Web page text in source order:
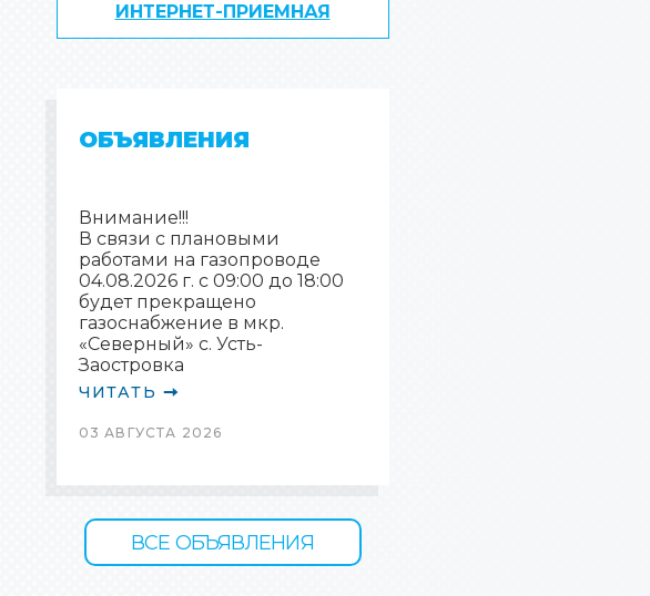
ИНТЕРНЕТ-ПРИЕМНАЯ
ОБЪЯВЛЕНИЯ
Внимание!!!
В связи с плановыми
работами на газопроводе
04.08.2026 г. с 09:00 до 18:00
будет прекращено
газоснабжение в мкр.
«Северный» с. Усть-
Заостровка
ЧИТАТЬ
03 АВГУСТА 2026
ВСЕ ОБЪЯВЛЕНИЯ